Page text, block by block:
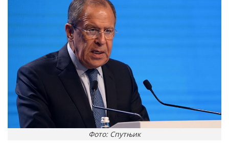
Фото: Спутњик